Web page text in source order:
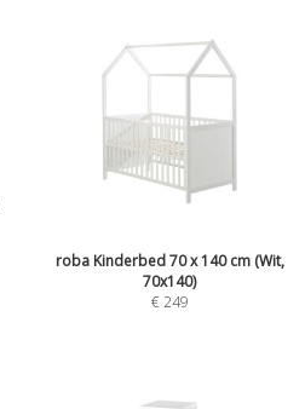
roba Kinderbed 70 x 140 cm (Wit,
70x140)
€249